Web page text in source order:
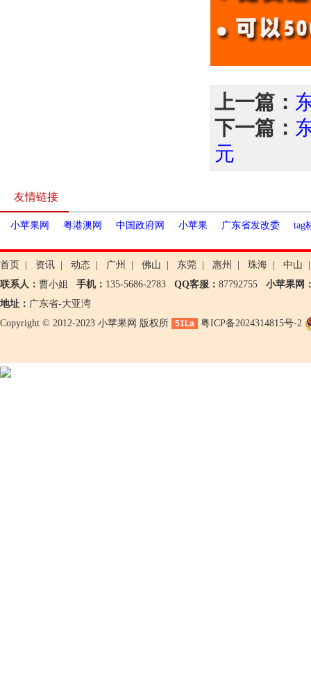
上一篇：
下一篇：
元
友情链接
小苹果网 粤港澳网 中国政府网 小苹果 广东省发改委 tag
首页 资讯 动态 广州 佛山 东莞 惠州 珠海 中山
联系人： 曹小姐 手机： 135-5686-2783 QQ客服： 87792755 小苹果网
地址： 广东省-大亚湾
Copyright © 2012-2023 小苹果网 版权所
51La 粤ICP备2024314815号-2